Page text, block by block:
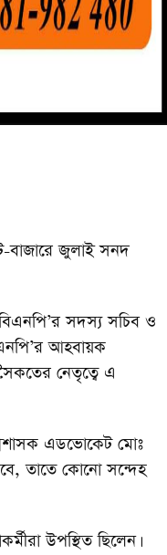
বাজারে জুলাই সনদ
সদস্য সচিব ও
আহবায়ক
নেতৃত্বে এ
এডভোকেট মোঃ
তাতে কোনো সন্দেহ
উপস্থিত ছিলেন।